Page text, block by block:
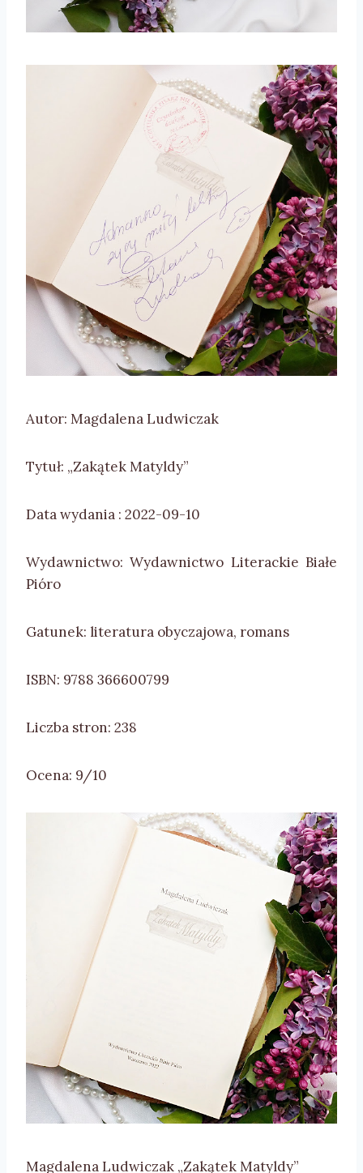
Autor: Magdalena Ludwiczak
Tytuł: „Zakątek Matyldy”
Data wydania : 2022-09-10
Wydawnictwo: Wydawnictwo Literackie Białe
Pióro
Gatunek: literatura obyczajowa, romans
ISBN: 9788 366600799
Liczba stron: 238
Ocena: 9/10
Magdalena Ludwiczak „Zakątek Matyldy”